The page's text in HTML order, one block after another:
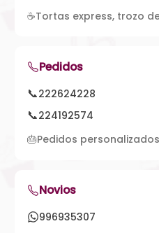
☕Tortas express, trozo
Pedidos
📞222624228
📞224192574
🎂Pedidos personalizados
Novios
996935307